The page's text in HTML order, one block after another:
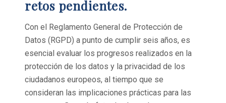
retos pendientes.
Con el Reglamento General de Protección de
Datos (RGPD) a punto de cumplir seis años, es
esencial evaluar los progresos realizados en la
protección de los datos y la privacidad de los
ciudadanos europeos, al tiempo que se
consideran las implicaciones prácticas para las